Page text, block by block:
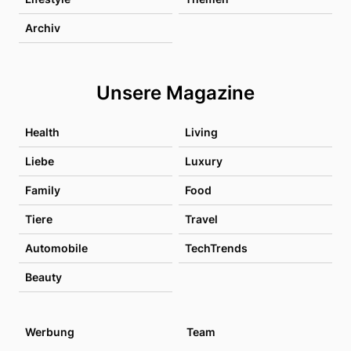
Archiv
Unsere Magazine
Health Living
Liebe Luxury
Family Food
Tiere Travel
Automobile TechTrends
Beauty
Werbung
Team